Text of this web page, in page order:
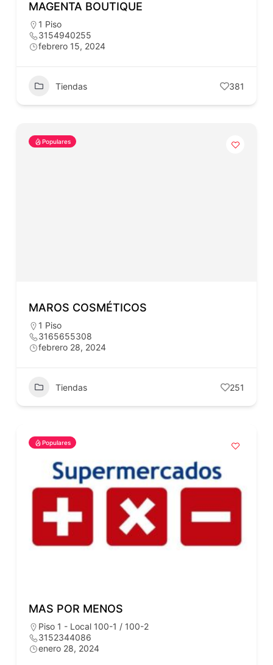
MAGENTA BOUTIQUE
1 Piso
3154940255
febrero 15, 2024
Tiendas 381
Populares
MAROS COSMÉTICOS
1 Piso
3165655308
febrero 28, 2024
Tiendas 251
Populares
MAS POR MENOS
Piso 1 - Local 100-1 / 100-2
3152344086
enero 28, 2024